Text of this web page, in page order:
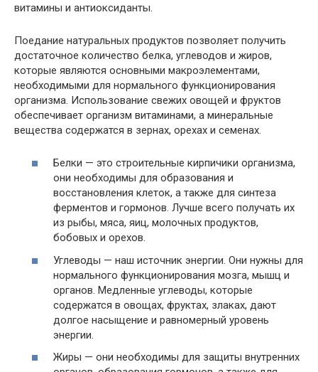
витамины и антиоксиданты.
Поедание натуральных продуктов позволяет получить
достаточное количество белка, углеводов и жиров,
которые являются основными макроэлементами,
необходимыми для нормального функционирования
организма. Использование свежих овощей и фруктов
обеспечивает организм витаминами, а минеральные
вещества содержатся в зернах, орехах и семенах.
Белки — это строительные кирпичики организма,
они необходимы для образования и
восстановления клеток, а также для синтеза
ферментов и гормонов. Лучше всего получать их
из рыбы, мяса, яиц, молочных продуктов,
бобовых и орехов.
Углеводы — наш источник энергии. Они нужны для
нормального функционирования мозга, мышц и
органов. Медленные углеводы, которые
содержатся в овощах, фруктах, злаках, дают
долгое насыщение и равномерный уровень
энергии.
Жиры — они необходимы для защиты внутренних